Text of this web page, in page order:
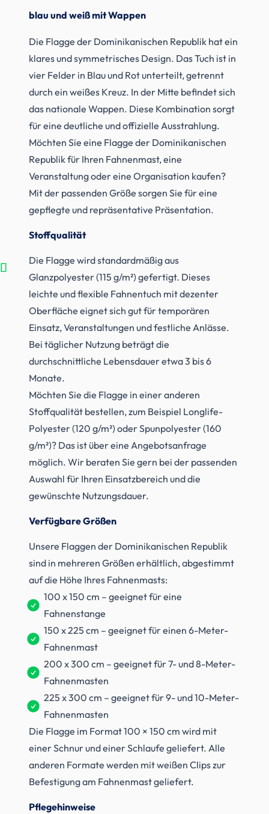
blau und weiß mit Wappen
Die Flagge der Dominikanischen Republik hat ein
klares und symmetrisches Design. Das Tuch ist in
vier Felder in Blau und Rot unterteilt, getrennt
durch ein weißes Kreuz. In der Mitte befindet sich
das nationale Wappen. Diese Kombination sorgt
für eine deutliche und offizielle Ausstrahlung.
Möchten Sie eine Flagge der Dominikanischen
Republik für Ihren Fahnenmast, eine
Veranstaltung oder eine Organisation kaufen?
Mit der passenden Größe sorgen Sie für eine
gepflegte und repräsentative Präsentation.
Stoffqualität
Die Flagge wird standardmäßig aus
Glanzpolyester (115 g/m²) gefertigt. Dieses
leichte und flexible Fahnentuch mit dezenter
Oberfläche eignet sich gut für temporären
Einsatz, Veranstaltungen und festliche Anlässe.
Bei täglicher Nutzung beträgt die
durchschnittliche Lebensdauer etwa 3 bis 6
Monate.
Möchten Sie die Flagge in einer anderen
Stoffqualität bestellen, zum Beispiel Longlife-
Polyester (120 g/m²) oder Spunpolyester (160
g/m²)? Das ist über eine Angebotsanfrage
möglich. Wir beraten Sie gern bei der passenden
Auswahl für Ihren Einsatzbereich und die
gewünschte Nutzungsdauer.
Verfügbare Größen
Unsere Flaggen der Dominikanischen Republik
sind in mehreren Größen erhältlich, abgestimmt
auf die Höhe Ihres Fahnenmasts:
100 x 150 cm – geeignet für eine
Fahnenstange
150 x 225 cm – geeignet für einen 6-Meter-
Fahnenmast
200 x 300 cm – geeignet für 7- und 8-Meter-
Fahnenmasten
225 x 300 cm – geeignet für 9- und 10-Meter-
Fahnenmasten
Die Flagge im Format 100 × 150 cm wird mit
einer Schnur und einer Schlaufe geliefert. Alle
anderen Formate werden mit weißen Clips zur
Befestigung am Fahnenmast geliefert.
Pflegehinweise